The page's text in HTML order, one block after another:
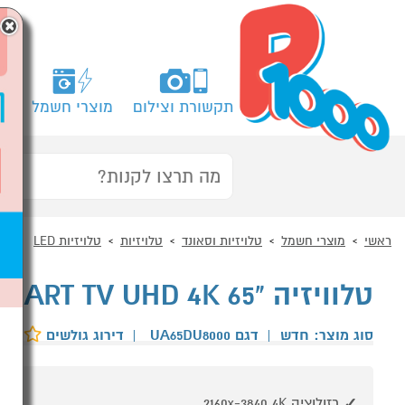
תקשורת וצילום מוצרי חשמל
ראשי מוצרי חשמל טלויזיות וסאונד טלויזיות טלויזיות LED
טלוויזיה "65 SAMSUNG UA65DU8000 SMART TV UHD 4K
סוג מוצר: חדש | דגם UA65DU8000 | דירוג גולשים
×